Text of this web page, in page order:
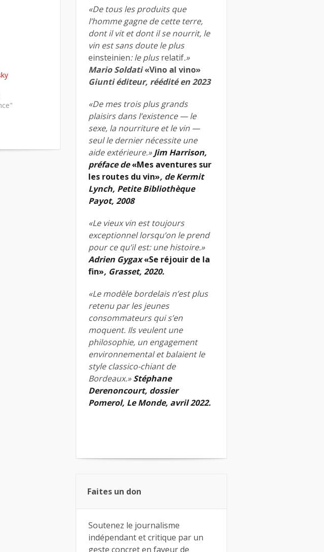
«De tous les produits que
l’homme gagne de cette terre,
dont il vit et dont il se nourrit, le
vin est sans doute le plus
einsteinien: le plusrelatif.»
Mario Soldati«Vino al vino»
Giunti éditeur, réédité en 2023
«De mes trois plus grands
plaisirs dans l’existence — le
sexe, la nourriture et le vin —
seul le dernier nécessite une
aide extérieure.»Jim Harrison,
préface de«Mes aventures sur
les routes du vin», de Kermit
Lynch, Petite Bibliothèque
Payot, 2008
«Le vieux vin est toujours
exceptionnel lorsqu’on le prend
pour ce qu’il est: une histoire.»
Adrien Gygax«Se réjouir de la
fin», Grasset, 2020.
«Le modèle bordelais n’est plus
retenu par les jeunes
consommateurs qui s’en
moquent. Ils veulent une
philosophie, un engagement
environnemental et balaient le
style classico-chiant de
Bordeaux.»Stéphane
Derenoncourt, dossier
Pomerol, Le Monde, avril 2022.
Faites un don
Soutenez le journalisme
indépendant et critique par un
geste concret en faveur de